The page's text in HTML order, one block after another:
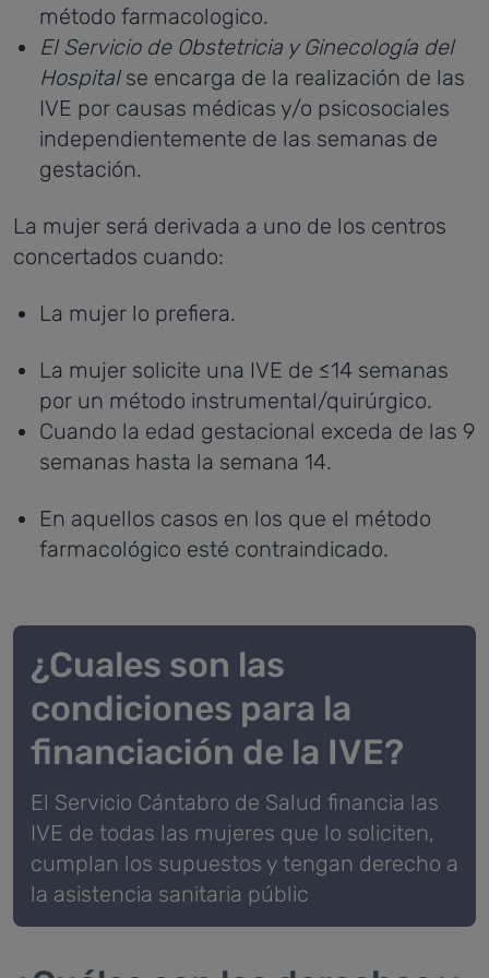
método farmacologico.
El Servicio de Obstetricia y Ginecología del
Hospitalse encarga de la realización de las
IVE por causas médicas y/o psicosociales
independientemente de las semanas de
gestación.
La mujer será derivada a uno de los centros
concertados cuando:
La mujer lo prefiera.
La mujer solicite una IVE de ≤14 semanas
por un método instrumental/quirúrgico.
Cuando la edad gestacional exceda de las 9
semanas hasta la semana 14.
En aquellos casos en los que el método
farmacológico esté contraindicado.
¿Cuales son las
condiciones para la
financiación de la IVE?
El Servicio Cántabro de Salud financia las
IVE de todas las mujeres que lo soliciten,
cumplan los supuestos y tengan derecho a
la asistencia sanitaria públic